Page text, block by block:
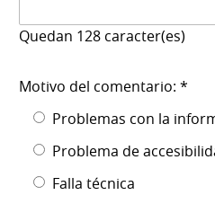
Quedan 128 caracter(es)
Motivo del comentario: *
Problemas con la
Problema de
Falla técnica